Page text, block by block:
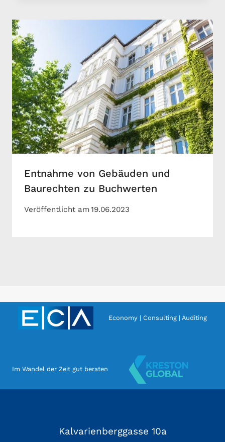
Entnahme von Gebäuden und
Baurechten zu Buchwerten
Veröffentlicht am19.06.2023
Economy | Consulting | Auditing
Im Wandel der Zeit gut beraten
Kalvarienberggasse 10a